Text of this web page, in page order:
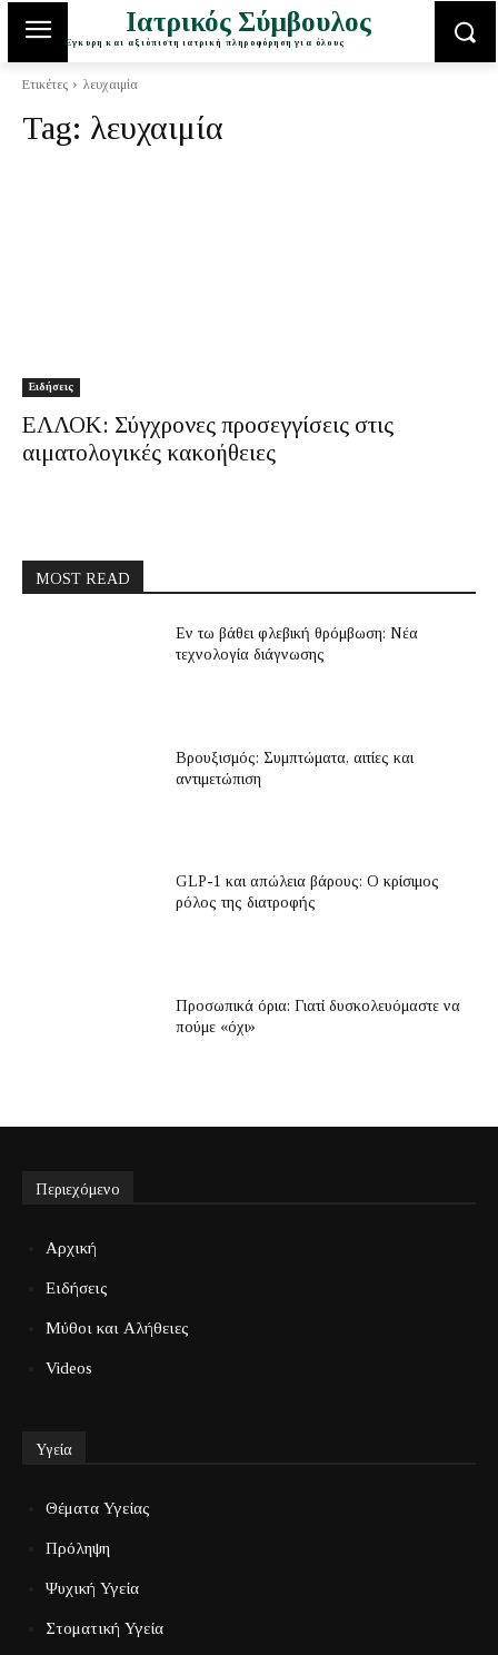
Ιατρικός Σύμβουλος
Έγκυρη και αξιόπιστη ιατρική πληροφόρηση για όλους
Ετικέτες λευχαιμία
Tag: λευχαιμία
Ειδήσεις
ΕΛΛΟΚ: Σύγχρονες προσεγγίσεις στις
αιματολογικές κακοήθειες
MOST READ
Εν τω βάθει φλεβική θρόμβωση: Νέα
τεχνολογία διάγνωσης
Βρουξισμός: Συμπτώματα, αιτίες και
αντιμετώπιση
GLP-1 και απώλεια βάρους: Ο κρίσιμος
ρόλος της διατροφής
Προσωπικά όρια: Γιατί δυσκολευόμαστε να
πούμε «όχι»
Περιεχόμενο
Αρχική
Ειδήσεις
Μύθοι και Αλήθειες
Videos
Υγεία
Θέματα Υγείας
Πρόληψη
Ψυχική Υγεία
Στοματική Υγεία